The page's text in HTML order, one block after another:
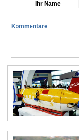
Ihr Name
Kommentare